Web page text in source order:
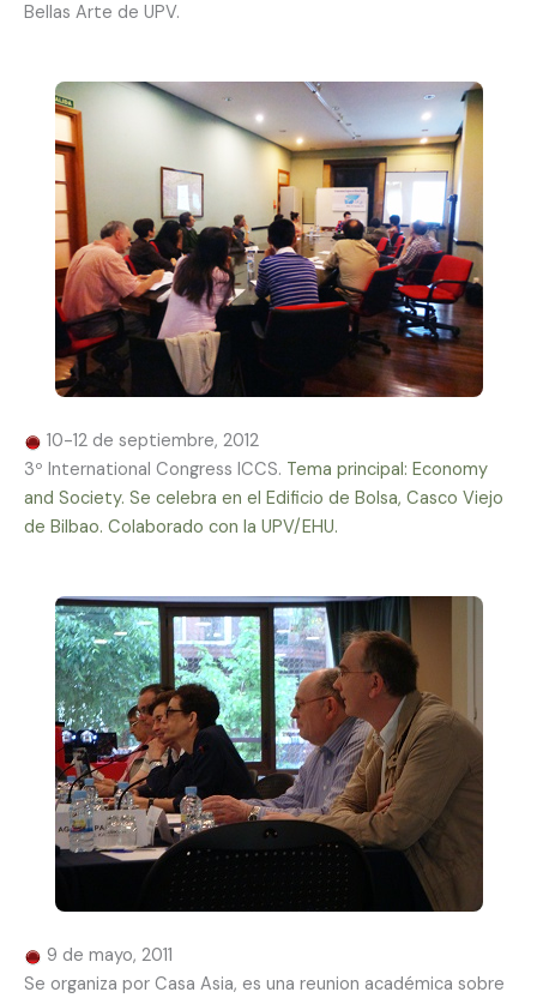
Bellas Arte de UPV.
10-12 de septiembre, 2012
3º International Congress ICCS. Tema principal: Economy
and Society. Se celebra en el Edificio de Bolsa, Casco Viejo
de Bilbao. Colaborado con la UPV/EHU.
9 de mayo, 2011
Se organiza por Casa Asia, es una reunion académica sobre